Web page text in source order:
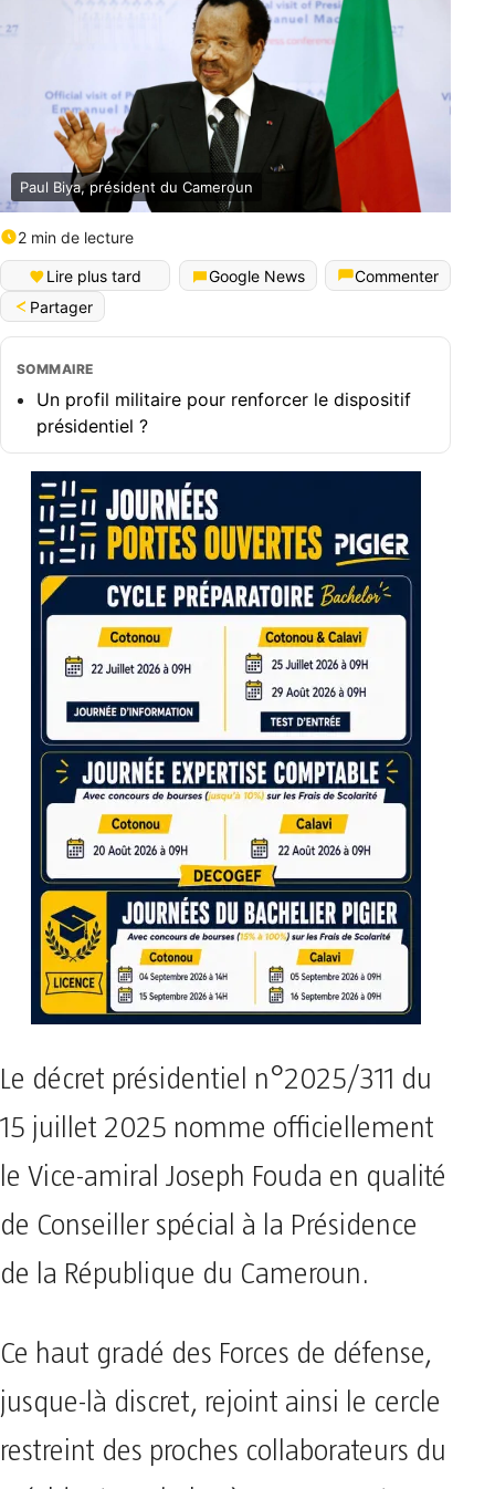
Paul Biya, président du Cameroun
2 min de lecture
Lire plus tard Google News
Commenter
Partager
SOMMAIRE
Un profil militaire pour renforcer le dispositif
présidentiel ?
Le décret présidentiel n°2025/311 du
15 juillet 2025 nomme officiellement
le Vice-amiral Joseph Fouda en qualité
de Conseiller spécial à la Présidence
de la République du Cameroun.
Ce haut gradé des Forces de défense,
jusque-là discret, rejoint ainsi le cercle
restreint des proches collaborateurs du